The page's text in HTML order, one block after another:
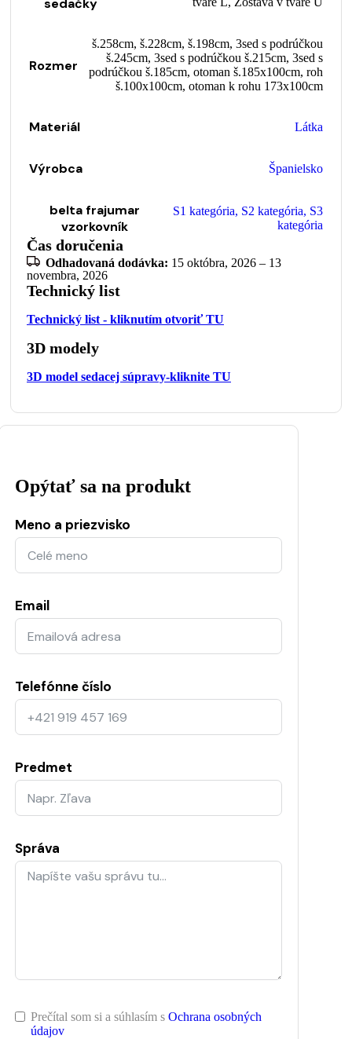
sedačky
Rozmer
š.258cm, š.228cm, š.198cm, 3sed s podrúčkou
š.245cm, 3sed s podrúčkou š.215cm, 3sed s
podrúčkou š.185cm, otoman š.185x100cm, roh
š.100x100cm, otoman k rohu 173x100cm
Materiál Látka
Výrobca Španielsko
belta frajumar
vzorkovník
S1 kategória, S2 kategória, S3
kategória
Čas doručenia
Odhadovaná dodávka: 15 októbra, 2026 – 13
novembra, 2026
Technický list
Technický list - kliknutím otvoriť TU
3D modely
3D model sedacej súpravy-kliknite TU
Opýtať sa na produkt
Meno a priezvisko
Email
Telefónne číslo
Predmet
Správa
Prečítal som si a súhlasím s Ochrana osobných
údajov